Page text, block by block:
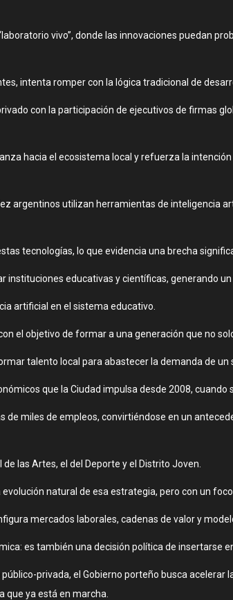
vivo”, donde las innovaciones puedan
intenta romper con la lógica tradicional de
con la participación de ejecutivos de firmas
hacia el ecosistema local y refuerza la
argentinos utilizan herramientas de inteligencia
tecnologías, lo que evidencia una brecha
instituciones educativas y científicas, generando
artificial en el sistema educativo.
el objetivo de formar a una generación que no
talento local para abastecer la demanda de un
que la Ciudad impulsa desde 2008, cuando
miles de empleos, convirtiéndose en un
las Artes, el del Deporte y el Distrito Joven.
natural de esa estrategia, pero con un
mercados laborales, cadenas de valor y
es también una decisión política de insertarse
privada, el Gobierno porteño busca
que ya está en marcha.